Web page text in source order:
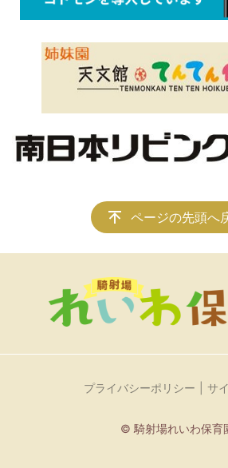
ページの先頭へ
プライバシーポリシー サ
© 騎射場れいわ保育